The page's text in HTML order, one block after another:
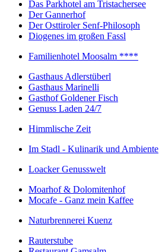
Das Parkhotel am Tristachersee
Der Gannerhof
Der Osttiroler Senf-Philosoph
Diogenes im großen Fassl
Familienhotel Moosalm ****
Gasthaus Adlerstüberl
Gasthaus Marinelli
Gasthof Goldener Fisch
Genuss Laden 24/7
Himmlische Zeit
Im Stadl - Kulinarik und Ambiente
Loacker Genusswelt
Moarhof & Dolomitenhof
Mocafe - Ganz mein Kaffee
Naturbrennerei Kuenz
Rauterstube